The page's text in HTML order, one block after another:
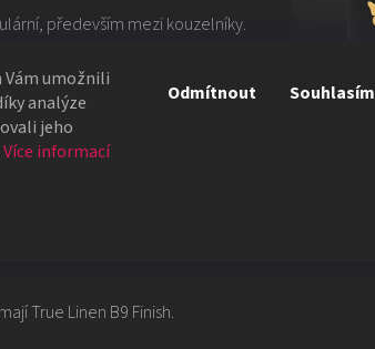
Vám umožnili
analýze
jeho
Více informací
Odmítnout Souhlasím
především mezi kouzelníky.
se souhrnně označuje jako
- Black & Gold, Black & Silver
karty Butterfly. Líce,
"Zlato" však najdete i na
se fólie nanáší na hrany
kvalitě karet, naopak ji
True Linen B9 Finish.